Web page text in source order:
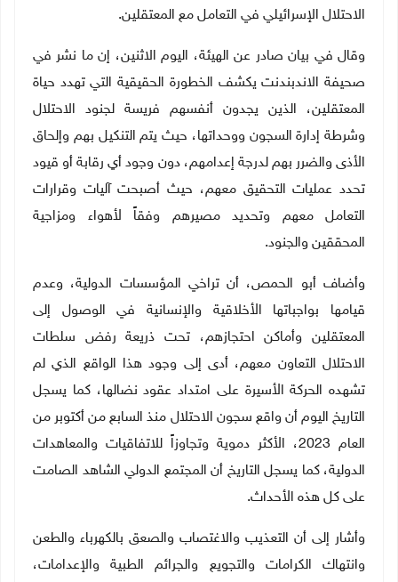
الاحتلال الإسرائيلي في التعامل مع المعتقلين.
وقال في بيان صادر عن الهيئة، اليوم الاثنين، إن ما نشر في
صحيفة الاندبندنت يكشف الخطورة الحقيقية التي تهدد حياة
المعتقلين، الذين يجدون أنفسهم فريسة لجنود الاحتلال
وشرطة إدارة السجون ووحداتها، حيث يتم التنكيل بهم وإلحاق
الأذى والضرر بهم لدرجة إعدامهم، دون وجود أي رقابة أو قيود
تحدد عمليات التحقيق معهم، حيث أصبحت آليات وقرارات
التعامل معهم وتحديد مصيرهم وفقاً لأهواء ومزاجية
المحققين والجنود.
وأضاف أبو الحمص، أن تراخي المؤسسات الدولية، وعدم
قيامها بواجباتها الأخلاقية والإنسانية في الوصول إلى
المعتقلين وأماكن احتجازهم، تحت ذريعة رفض سلطات
الاحتلال التعاون معهم، أدى إلى وجود هذا الواقع الذي لم
تشهده الحركة الأسيرة على امتداد عقود نضالها، كما يسجل
التاريخ اليوم أن واقع سجون الاحتلال منذ السابع من أكتوبر من
العام 2023، الأكثر دموية وتجاوزاً للاتفاقيات والمعاهدات
الدولية، كما يسجل التاريخ أن المجتمع الدولي الشاهد الصامت
على كل هذه الأحداث.
وأشار إلى أن التعذيب والاغتصاب والصعق بالكهرباء والطعن
وانتهاك الكرامات والتجويع والجرائم الطبية والإعدامات،